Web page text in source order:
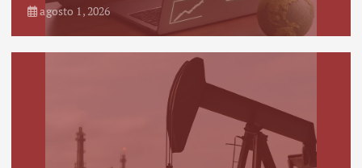
agosto 1, 2026